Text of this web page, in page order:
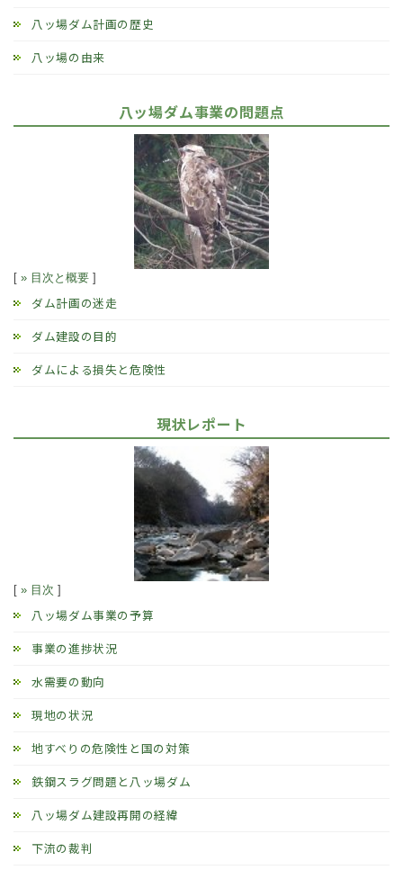
八ッ場ダム計画の歴史
八ッ場の由来
八ッ場ダム事業の問題点
[ » 目次と概要 ]
ダム計画の迷走
ダム建設の目的
ダムによる損失と危険性
現状レポート
[ » 目次 ]
八ッ場ダム事業の予算
事業の進捗状況
水需要の動向
現地の状況
地すべりの危険性と国の対策
鉄鋼スラグ問題と八ッ場ダム
八ッ場ダム建設再開の経緯
下流の裁判